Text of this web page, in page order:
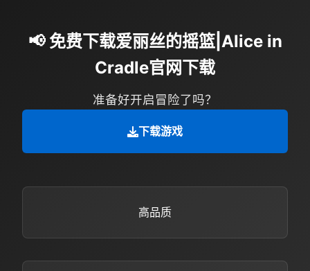
📢 免费下载爱丽丝的摇篮|Alice in
Cradle官网下载
准备好开启冒险了吗？
下载游戏
高品质